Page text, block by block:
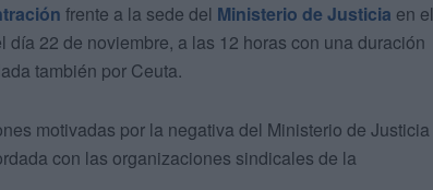
frente a la sede del Ministerio de Justicia en el
22 de noviembre, a las 12 horas con una duración
también por Ceuta.
motivadas por la negativa del Ministerio de Justicia
con las organizaciones sindicales de la